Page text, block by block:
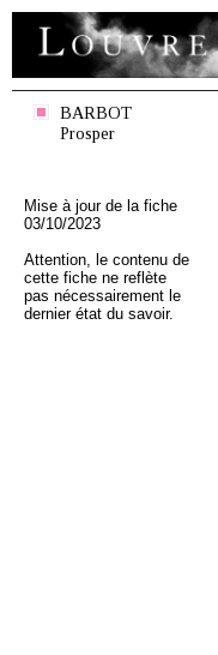
BARBOT
Prosper
Mise à jour de la fiche
03/10/2023
Attention, le contenu de
cette fiche ne reflète
pas nécessairement le
dernier état du savoir.